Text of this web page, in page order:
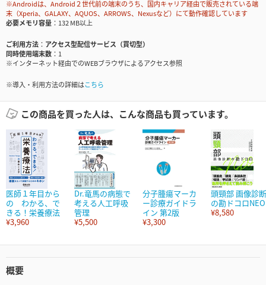
※Androidは、Android２世代前の端末のうち、国内キャリア経由で販売されている端
末（Xperia、GALAXY、AQUOS、ARROWS、Nexusなど）にて動作確認しています
必要メモリ容量
132 MB以上
ご利用方法
アクセス型配信サービス（買切型）
同時使用端末数
1
※インターネット経由でのWEBブラウザによるアクセス参照
※導入・利用方法の詳細はこちら
この商品を買った人は、こんな商品も買っています。
医師１年目から
の わかる、で
きる！栄養療法
¥3,960
Dr.竜馬の病態で
考える人工呼吸
管理
¥5,500
分子腫瘍マーカ
ー診療ガイドラ
イン 第2版
¥3,300
頭頸部 画像診断
の勘ドコロNEO
¥8,580
概要